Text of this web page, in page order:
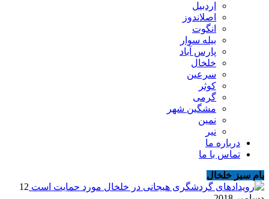
اردبیل
اصلاندوز
انگوت
بیله سوار
پارس آباد
خلخال
سرعین
کوثر
گرمی
مشگین شهر
نمین
نیر
درباره ما
تماس با ما
بام سبز خلخال
12